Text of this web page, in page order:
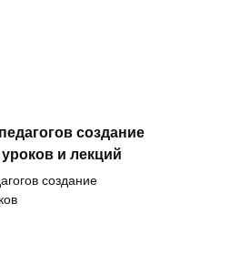
создание
и лекций
создание